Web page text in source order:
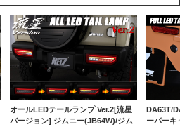
オールLEDテールランプ Ver.2[流星
バージョン] ジムニー(JB64W)/ジム
DA63T/
ーパーキ